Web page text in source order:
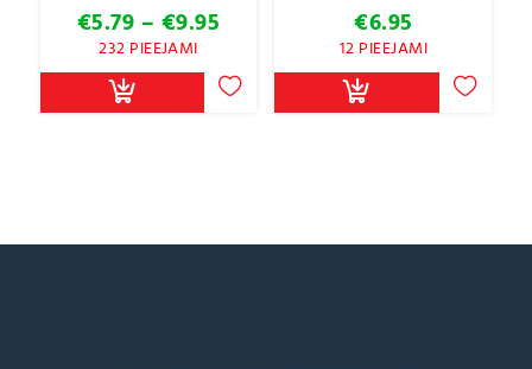
€5.79 – €9.95
€5.79
through
€9.95
232 PIEEJAMI
€6.95
12 PIEEJAMI